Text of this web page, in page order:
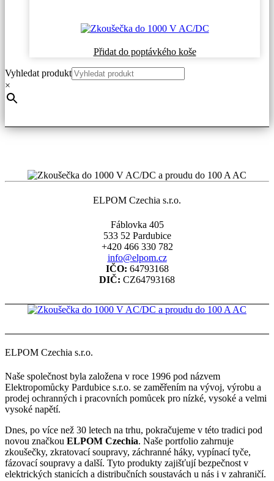
Přidat do poptávkého koše
Vyhledat produkt
×
ELPOM Czechia s.r.o.
Fáblovka 405
533 52 Pardubice
+420 466 330 782
info@elpom.cz
IČO: 64793168
DIČ: CZ64793168
ELPOM Czechia s.r.o.
Naše společnost byla založena v roce 1996 pod názvem
Elektropomůcky Pardubice s.r.o. se zaměřením na vývoj, výrobu a
prodej ochranných i pracovních pomůcek pro nízké, vysoké a velmi
vysoké napětí.
Dnes, po více než 30 letech na trhu, pokračujeme v této tradici pod
novou značkou ELPOM Czechia. Naše portfolio zahrnuje
zkoušečky, zkratovací soupravy, záchranné háky, vypínací tyče,
fázovací soupravy a další. Tyto produkty zajišťují bezpečnost v
elektrických stanicích a distribučních soustavách u nás i v zahraničí.